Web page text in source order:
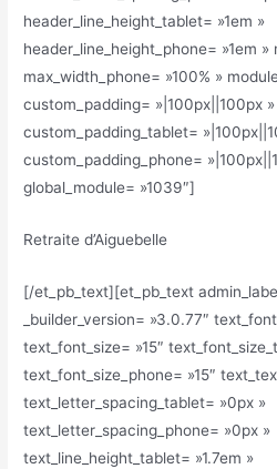
header_line_height_tablet= »1em »
header_line_height_phone= »1em
max_width_phone= »100% »
custom_padding= »|100px||100px »
custom_padding_tablet=
custom_padding_phone=
global_module= »1039″]
Retraite d’Aiguebelle
[/et_pb_text][et_pb_text
_builder_version= »3.0.77″
text_font_size= »15″
text_font_size_phone= »15″
text_letter_spacing_tablet= »0px »
text_letter_spacing_phone= »0px »
text_line_height_tablet= »1.7em »